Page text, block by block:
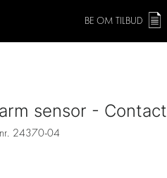
BE OM TILBUD
sensor - Contact
24370-04